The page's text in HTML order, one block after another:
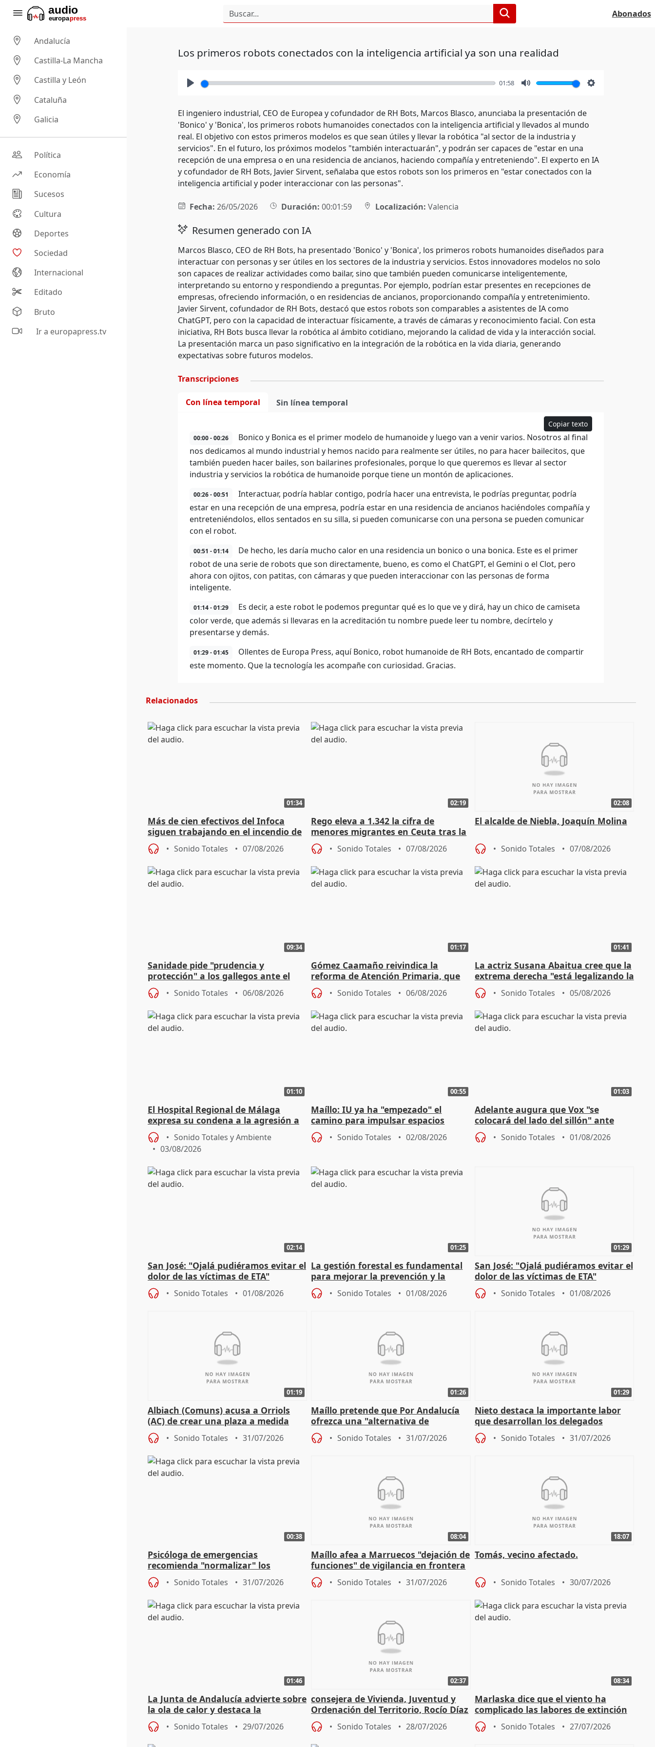
Abonados
Andalucía
Castilla-La Mancha
Castilla y León
Cataluña
Galicia
Política
Economía
Sucesos
Cultura
Deportes
Sociedad
Internacional
Editado
Bruto
Ir a europapress.tv
Los primeros robots conectados con la inteligencia artificial ya son una realidad
01:58
El ingeniero industrial, CEO de Europea y cofundador de RH Bots, Marcos Blasco, anunciaba la presentación de
'Bonico' y 'Bonica', los primeros robots humanoides conectados con la inteligencia artificial y llevados al mundo
real. El objetivo con estos primeros modelos es que sean útiles y llevar la robótica "al sector de la industria y
servicios". En el futuro, los próximos modelos "también interactuarán", y podrán ser capaces de "estar en una
recepción de una empresa o en una residencia de ancianos, haciendo compañía y entreteniendo". El experto en IA
y cofundador de RH Bots, Javier Sirvent, señalaba que estos robots son los primeros en "estar conectados con la
inteligencia artificial y poder interaccionar con las personas".
Fecha: 26/05/2026 Duración: 00:01:59 Localización: Valencia
Resumen generado con IA
Marcos Blasco, CEO de RH Bots, ha presentado 'Bonico' y 'Bonica', los primeros robots humanoides diseñados para
interactuar con personas y ser útiles en los sectores de la industria y servicios. Estos innovadores modelos no solo
son capaces de realizar actividades como bailar, sino que también pueden comunicarse inteligentemente,
interpretando su entorno y respondiendo a preguntas. Por ejemplo, podrían estar presentes en recepciones de
empresas, ofreciendo información, o en residencias de ancianos, proporcionando compañía y entretenimiento.
Javier Sirvent, cofundador de RH Bots, destacó que estos robots son comparables a asistentes de IA como
ChatGPT, pero con la capacidad de interactuar físicamente, a través de cámaras y reconocimiento facial. Con esta
iniciativa, RH Bots busca llevar la robótica al ámbito cotidiano, mejorando la calidad de vida y la interacción social.
La presentación marca un paso significativo en la integración de la robótica en la vida diaria, generando
expectativas sobre futuros modelos.
Transcripciones
Con línea temporal Sin línea temporal
Copiar texto
00:00 - 00:26
Bonico y Bonica es el primer modelo de humanoide y luego van a venir varios. Nosotros al final
nos dedicamos al mundo industrial y hemos nacido para realmente ser útiles, no para hacer bailecitos, que
también pueden hacer bailes, son bailarines profesionales, porque lo que queremos es llevar al sector
industria y servicios la robótica de humanoide porque tiene un montón de aplicaciones.
00:26 - 00:51
Interactuar, podría hablar contigo, podría hacer una entrevista, le podrías preguntar, podría
estar en una recepción de una empresa, podría estar en una residencia de ancianos haciéndoles compañía y
entreteniéndolos, ellos sentados en su silla, si pueden comunicarse con una persona se pueden comunicar
con el robot.
00:51 - 01:14
De hecho, les daría mucho calor en una residencia un bonico o una bonica. Este es el primer
robot de una serie de robots que son directamente, bueno, es como el ChatGPT, el Gemini o el Clot, pero
ahora con ojitos, con patitas, con cámaras y que pueden interaccionar con las personas de forma
inteligente.
01:14 - 01:29
Es decir, a este robot le podemos preguntar qué es lo que ve y dirá, hay un chico de camiseta
color verde, que además si llevaras en la acreditación tu nombre puede leer tu nombre, decírtelo y
presentarse y demás.
01:29 - 01:45
Ollentes de Europa Press, aquí Bonico, robot humanoide de RH Bots, encantado de compartir
este momento. Que la tecnología les acompañe con curiosidad. Gracias.
Relacionados
01:34
Más de cien efectivos del Infoca
siguen trabajando en el incendio de
Niebla (Huelva)
Sonido Totales 07/08/2026
02:19
Rego eleva a 1.342 la cifra de
menores migrantes en Ceuta tras la
entrada masiva
Sonido Totales 07/08/2026
02:08
El alcalde de Niebla, Joaquín Molina
Sonido Totales 07/08/2026
09:34
Sanidade pide "prudencia y
protección" a los gallegos ante el
eclipse del 12 de agosto
Sonido Totales 06/08/2026
01:17
Gómez Caamaño reivindica la
reforma de Atención Primaria, que
reforzará la autogestión
Sonido Totales 06/08/2026
01:41
La actriz Susana Abaitua cree que la
extrema derecha "está legalizando la
homofobia"
Sonido Totales 05/08/2026
01:10
El Hospital Regional de Málaga
expresa su condena a la agresión a
dos enfermeras de Urgencias
Sonido Totales y Ambiente
03/08/2026
00:55
Maíllo: IU ya ha "empezado" el
camino para impulsar espacios
unitarios para las municipales
Sonido Totales 02/08/2026
01:03
Adelante augura que Vox "se
colocará del lado del sillón" ante
iniciativas de la oposición
Sonido Totales 01/08/2026
02:14
San José: "Ojalá pudiéramos evitar el
dolor de las víctimas de ETA"
Sonido Totales 01/08/2026
01:25
La gestión forestal es fundamental
para mejorar la prevención y la
actuación frente a incendios
Sonido Totales 01/08/2026
01:29
San José: "Ojalá pudiéramos evitar el
dolor de las víctimas de ETA"
Sonido Totales 01/08/2026
01:19
Albiach (Comuns) acusa a Orriols
(AC) de crear una plaza a medida
para su hija en Ripoll (Girona)
Sonido Totales 31/07/2026
01:26
Maíllo pretende que Por Andalucía
ofrezca una "alternativa de
gobierno" con su labor de oposición
Sonido Totales 31/07/2026
01:29
Nieto destaca la importante labor
que desarrollan los delegados
territoriales de la Junta
Sonido Totales 31/07/2026
00:38
Psicóloga de emergencias
recomienda "normalizar" los
síntomas tras sufrir un incendio
Sonido Totales 31/07/2026
08:04
Maíllo afea a Marruecos "dejación de
funciones" de vigilancia en frontera
con Ceuta
Sonido Totales 31/07/2026
18:07
Tomás, vecino afectado.
Sonido Totales 30/07/2026
01:46
La Junta de Andalucía advierte sobre
la ola de calor y destaca la
importancia de la prevención
Sonido Totales 29/07/2026
02:37
consejera de Vivienda, Juventud y
Ordenación del Territorio, Rocío Díaz
Sonido Totales 28/07/2026
08:34
Marlaska dice que el viento ha
complicado las labores de extinción
durante la madrugada
Sonido Totales 27/07/2026